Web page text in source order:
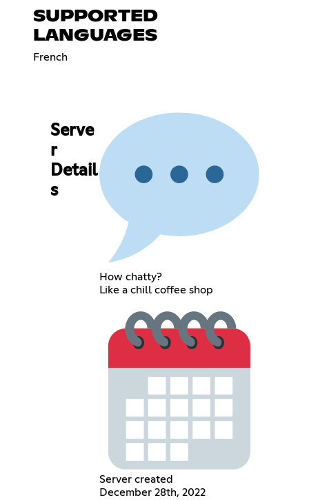
SUPPORTED
LANGUAGES
French
Serve
r
Detail
s
How chatty?
Like a chill coffee shop
Server created
December 28th, 2022